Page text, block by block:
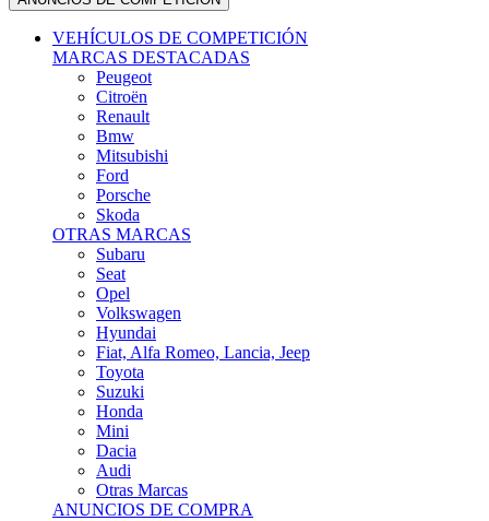
VEHÍCULOS DE COMPETICIÓN
MARCAS DESTACADAS
Peugeot
Citroën
Renault
Bmw
Mitsubishi
Ford
Porsche
Skoda
OTRAS MARCAS
Subaru
Seat
Opel
Volkswagen
Hyundai
Fiat, Alfa Romeo, Lancia, Jeep
Toyota
Suzuki
Honda
Mini
Dacia
Audi
Otras Marcas
ANUNCIOS DE COMPRA
Compra De Coches